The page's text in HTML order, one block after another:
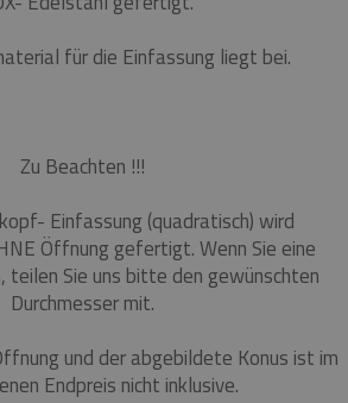
für die Einfassung liegt bei.
Zu Beachten !!!
Einfassung (quadratisch) wird
Öffnung gefertigt. Wenn Sie eine
teilen Sie uns bitte den gewünschten
Durchmesser mit.
und der abgebildete Konus ist im
Endpreis nicht inklusive.